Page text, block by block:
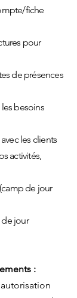
fiche
pour
de présences
besoins
les clients
activités,
de jour
de jour
: